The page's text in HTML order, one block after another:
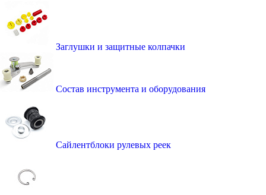
Заглушки и защитные колпачки
Состав инструмента и оборудования
Сайлентблоки рулевых реек